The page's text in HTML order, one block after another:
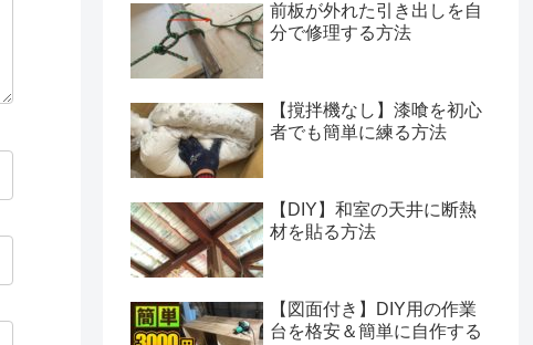
前板が外れた引き出しを自
分で修理する方法
【撹拌機なし】漆喰を初心
者でも簡単に練る方法
【DIY】和室の天井に断熱
材を貼る方法
【図面付き】DIY用の作業
台を格安＆簡単に自作する